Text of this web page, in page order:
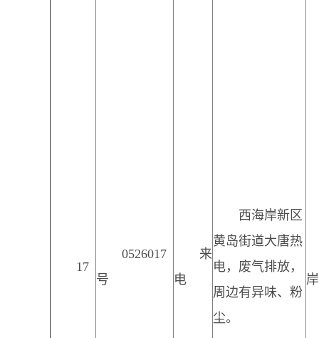
17
0526017
号
来
电
西海岸新区
黄岛街道大唐热
电，废气排放，
周边有异味、粉
尘。